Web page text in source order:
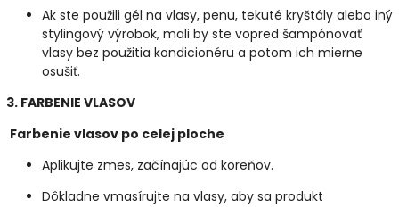
Ak ste použili gél na vlasy, penu, tekuté kryštály alebo iný
stylingový výrobok, mali by ste vopred šampónovať
vlasy bez použitia kondicionéru a potom ich mierne
osušiť.
3. FARBENIE VLASOV
Farbenie vlasov po celej ploche
Aplikujte zmes, začínajúc od koreňov.
Dôkladne vmasírujte na vlasy, aby sa produkt